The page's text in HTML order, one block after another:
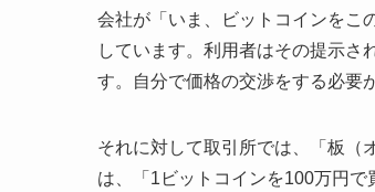
会社が「いま、ビットコインをこ
しています。利用者はその提示さ
す。自分で価格の交渉をする必要
それに対して取引所では、「板（
は、「1ビットコインを100万円